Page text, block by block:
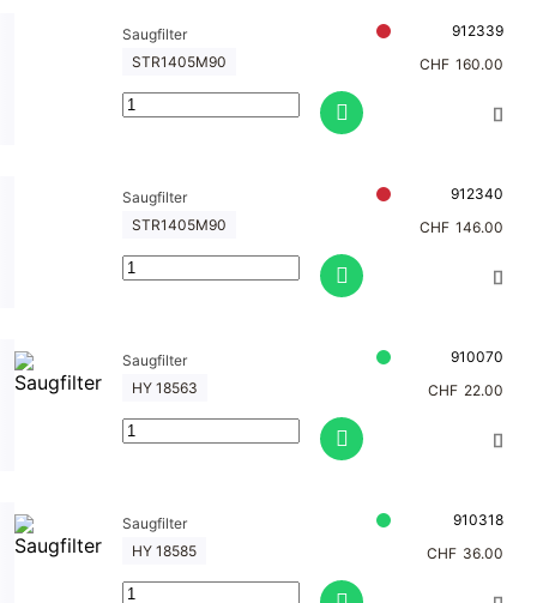
Saugfilter
912339
STR1405M90
CHF 160.00
Saugfilter
912340
STR1405M90
CHF 146.00
Saugfilter
910070
HY 18563
CHF 22.00
Saugfilter
910318
HY 18585
CHF 36.00